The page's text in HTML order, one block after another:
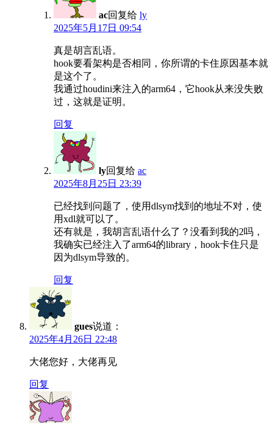
ac回复给 ly
2025年5月17日 09:54
真是胡言乱语。
hook要看架构是否相同，你所谓的卡住原因基本就
是这个了。
我通过houdini来注入的arm64，它hook从来没失败
过，这就是证明。
回复
ly回复给 ac
2025年8月25日 23:39
已经找到问题了，使用dlsym找到的地址不对，使
用xdl就可以了。
还有就是，我胡言乱语什么了？没看到我的2吗，
我确实已经注入了arm64的library，hook卡住只是
因为dlsym导致的。
回复
gues说道：
2025年4月26日 22:48
大佬您好，大佬再见
回复